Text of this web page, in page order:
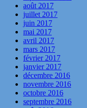
août 2017
juillet 2017
juin 2017
mai 2017
avril 2017
mars 2017
février 2017
janvier 2017
décembre 2016
novembre 2016
octobre 2016
septembre 2016